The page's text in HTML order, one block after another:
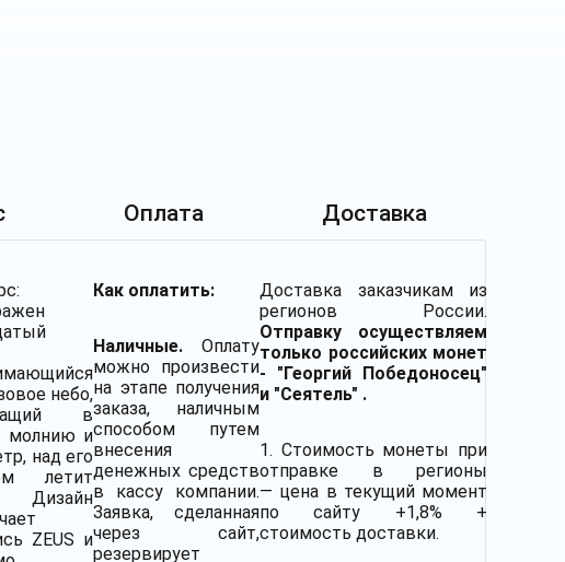
Оплата Доставка
небо,
в
молнию и
над его
летит
Дизайн
ZEUS и
Как оплатить:
Наличные. Оплату
можно произвести
на этапе получения
заказа, наличным
способом путем
внесения
денежных средств
в кассу компании.
Заявка, сделанная
через сайт,
резервирует
Доставка заказчикам из
регионов России.
Отправку осуществляем
только российских монет
- "Георгий Победоносец"
и "Сеятель" .
1. Стоимость монеты при
отправке в регионы
— цена в текущий момент
по сайту +1,8% +
стоимость доставки.